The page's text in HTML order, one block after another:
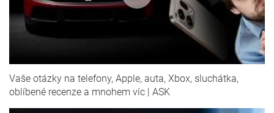
Vaše otázky na telefony, Apple, auta, Xbox, sluchátka,
oblíbené recenze a mnohem víc | ASK